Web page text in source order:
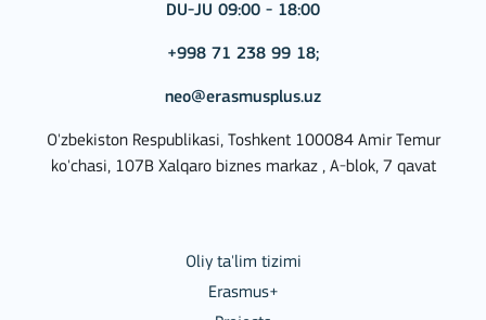
DU-JU 09:00 - 18:00
+998 71 238 99 18;
neo@erasmusplus.uz
O'zbekiston Respublikasi, Toshkent 100084 Amir Temur
ko'chasi, 107B Xalqaro biznes markaz , A-blok, 7 qavat
Oliy ta'lim tizimi
Erasmus+